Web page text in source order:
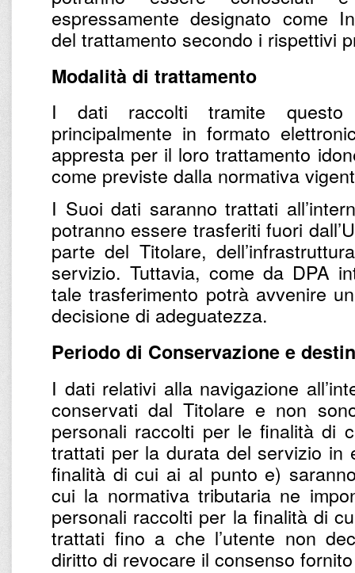
espressamente designato come
del trattamento secondo i rispettivi
Modalità di trattamento
I dati raccolti tramite
principalmente in formato
appresta per il loro trattamento
come previste dalla normativa
I Suoi dati saranno trattati
potranno essere trasferiti fuori
parte del Titolare,
servizio. Tuttavia, come da DPA
tale trasferimento potrà avvenire
decisione di adeguatezza.
Periodo di Conservazione e
I dati relativi alla navigazione
conservati dal Titolare e non
personali raccolti per le finalità di
trattati per la durata del servizio in
finalità di cui ai al punto e)
cui la normativa tributaria ne
personali raccolti per la finalità di
trattati fino a che l’utente non
diritto di revocare il consenso